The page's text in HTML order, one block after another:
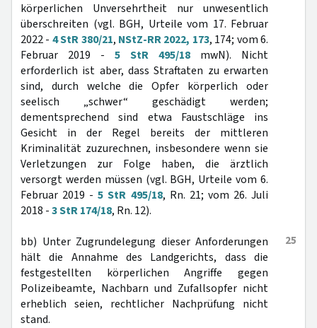
körperlichen Unversehrtheit nur unwesentlich
überschreiten (vgl. BGH, Urteile vom 17. Februar
2022 - 4 StR 380/21, NStZ-RR 2022, 173, 174; vom 6.
Februar 2019 - 5 StR 495/18 mwN). Nicht
erforderlich ist aber, dass Straftaten zu erwarten
sind, durch welche die Opfer körperlich oder
seelisch „schwer“ geschädigt werden;
dementsprechend sind etwa Faustschläge ins
Gesicht in der Regel bereits der mittleren
Kriminalität zuzurechnen, insbesondere wenn sie
Verletzungen zur Folge haben, die ärztlich
versorgt werden müssen (vgl. BGH, Urteile vom 6.
Februar 2019 -5 StR 495/18, Rn. 21; vom 26. Juli
2018 -3 StR 174/18, Rn. 12).
25
bb) Unter Zugrundelegung dieser Anforderungen
hält die Annahme des Landgerichts, dass die
festgestellten körperlichen Angriffe gegen
Polizeibeamte, Nachbarn und Zufallsopfer nicht
erheblich seien, rechtlicher Nachprüfung nicht
stand.